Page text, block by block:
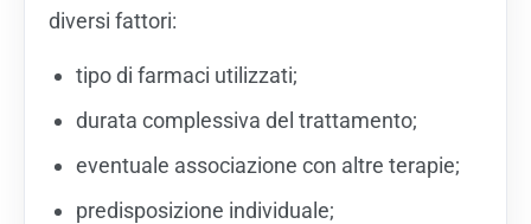
diversi fattori:
tipo di farmaci utilizzati;
durata complessiva del trattamento;
eventuale associazione con altre terapie;
predisposizione individuale;